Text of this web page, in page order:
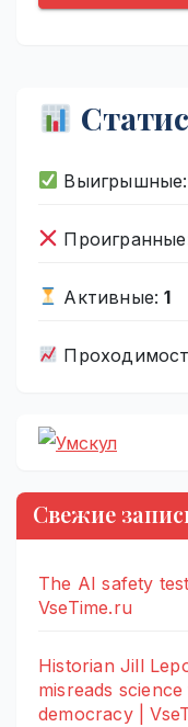
Выигрышные:
Активные:1
Свежие
The AI safety
VseTime.ru
Historian Jill
misreads
democracy |